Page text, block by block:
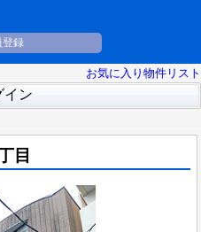
登録
お気に入り物件リスト
イン
目